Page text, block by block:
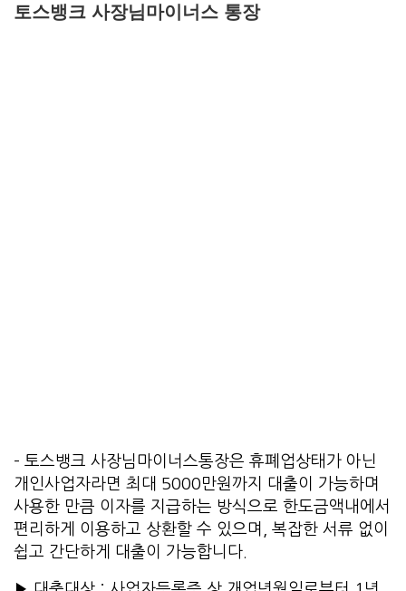
토스뱅크 사장님마이너스 통장
– 토스뱅크 사장님마이너스통장은 휴폐업상태가 아닌
개인사업자라면 최대 5000만원까지 대출이 가능하며
사용한 만큼 이자를 지급하는 방식으로 한도금액내에서
편리하게 이용하고 상환할 수 있으며, 복잡한 서류 없이
쉽고 간단하게 대출이 가능합니다.